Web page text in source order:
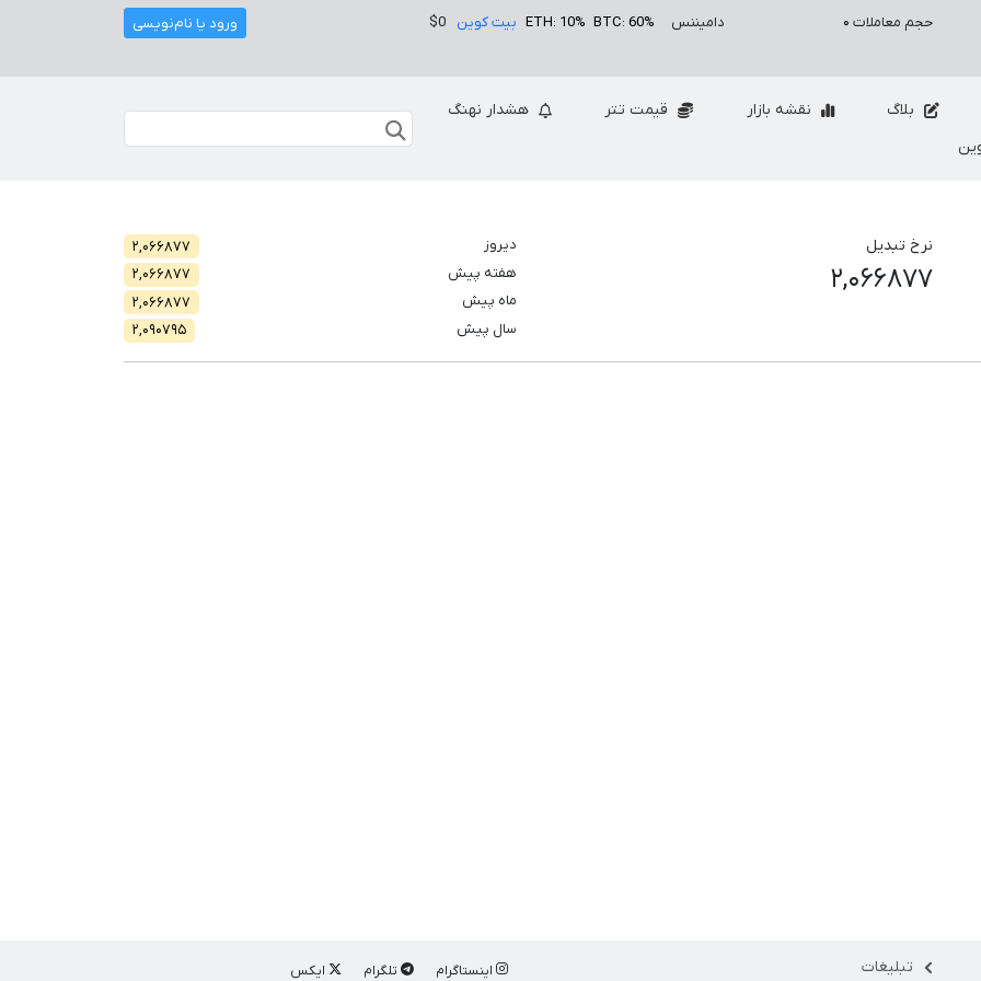
حجم معاملات ۰ دامیننس BTC: 60%
ETH: 10% بیت کوین $0 ورود یا نام‌نویسی
بلاگ نقشه بازار قیمت تتر
هشدار نهنگ
نرخ تبدیل
۲,۰۶۶۸۷۷
دیروز
۲,۰۶۶۸۷۷
هفته پیش
۲,۰۶۶۸۷۷
ماه پیش
۲,۰۶۶۸۷۷
سال پیش
۲,۰۹۰۷۹۵
تبلیغات اینستاگرام تلگرام ایکس